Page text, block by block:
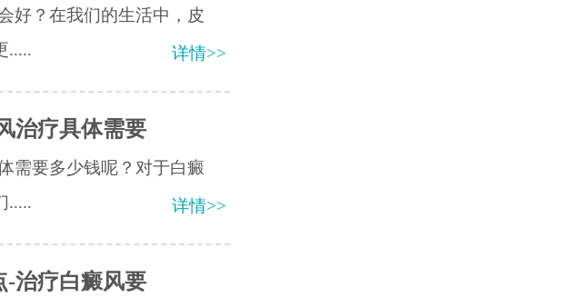
好？在我们的生活中，皮
.....
详情>>
治疗具体需要
需要多少钱呢？对于白癜
.....
详情>>
-治疗白癜风要